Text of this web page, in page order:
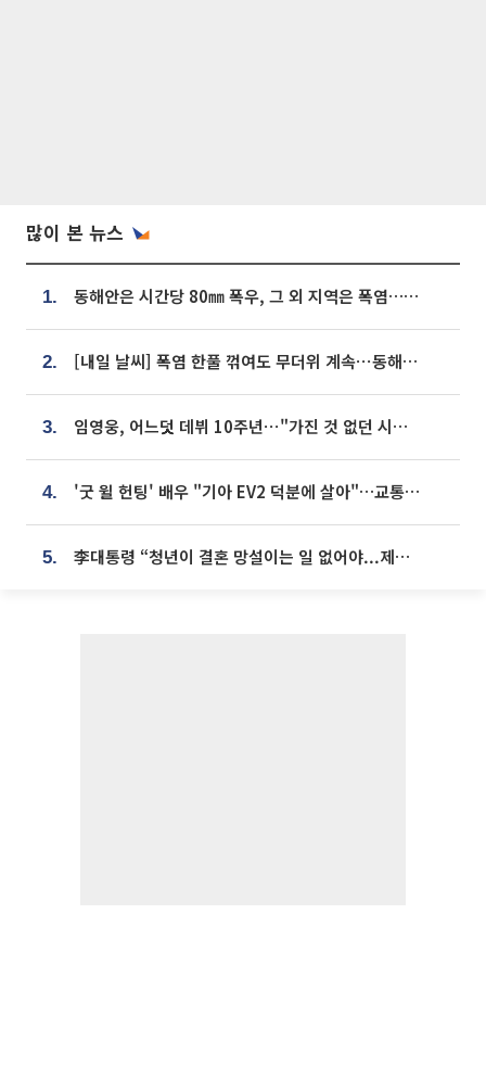
많이 본 뉴스
1. 동해안은 시간당 80㎜ 폭우, 그 외 지역은 폭염…‘극과 극 날씨’
2. [내일 날씨] 폭염 한풀 꺾여도 무더위 계속⋯동해안 이틀 연속 비
3. 임영웅, 어느덧 데뷔 10주년⋯"가진 것 없던 시절, 내 앞엔 20명의 팬뿐"
4. '굿 윌 헌팅' 배우 "기아 EV2 덕분에 살아"…교통사고 후 안전성 극찬
5. 李대통령 “청년이 결혼 망설이는 일 없어야...제도상 불이익 조사”